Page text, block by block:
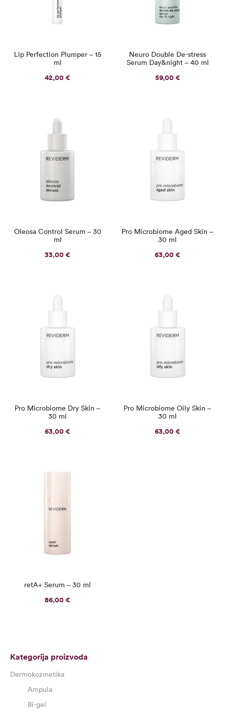
Lip Perfection Plumper – 15
ml
42,00€
Neuro Double De-stress
Serum Day&night – 40 ml
59,00€
Oleosa Control Serum – 30
ml
33,00€
Pro Microbiome Aged Skin –
30 ml
63,00€
Pro Microbiome Dry Skin –
30 ml
63,00€
Pro Microbiome Oily Skin –
30 ml
63,00€
retA+ Serum – 30 ml
86,00€
Kategorija proizvoda
Dermokozmetika
Ampula
Bi-gel